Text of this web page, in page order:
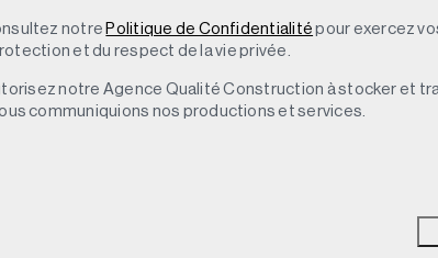
notre Politique de Confidentialité pour exercez
et du respect de la vie privée.
notre Agence Qualité Construction à stocker et
communiquions nos productions et services.